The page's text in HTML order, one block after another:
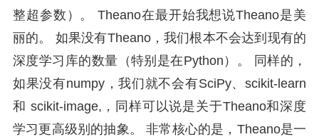
整超参数）。 Theano在最开始我想说Theano是美
丽的。 如果没有Theano，我们根本不会达到现有的
深度学习库的数量（特别是在Python）。 同样的，
如果没有numpy，我们就不会有SciPy、scikit-learn
和 scikit-image,，同样可以说是关于Theano和深度
学习更高级别的抽象。 非常核心的是，Theano是一